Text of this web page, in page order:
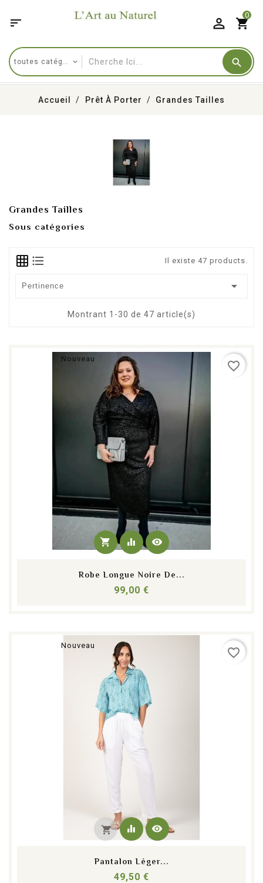
 shopping_cart
0
Accueil Prêt À Porter Grandes Tailles
Grandes Tailles
Sous catégories
Il existe 47 products.
Pertinence 
Montrant 1-30 de 47 article(s)
Nouveau
shopping_cart equalizer visibility
Robe Longue Noire De...
99,00 €
favorite_border
Nouveau
shopping_cart equalizer visibility
Pantalon Léger...
49,50 €
favorite_border